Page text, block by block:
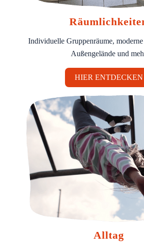
Individuelle Gruppenräume,
Außengelände und
HIER ENTDECKEN
Alltag